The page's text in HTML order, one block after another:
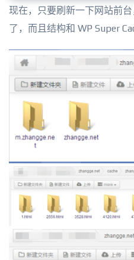
现在，只要刷新一下网站前
了，而且结构和 WP Super